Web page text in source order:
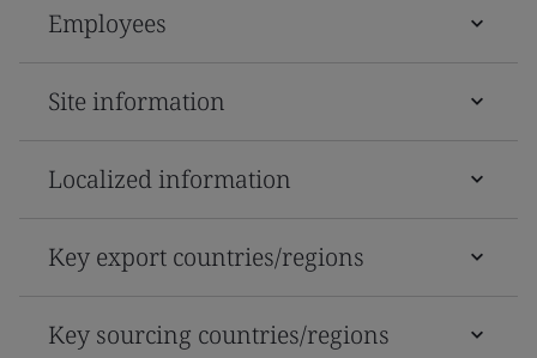
Employees
Site information
Localized information
Key export countries/regions
Key sourcing countries/regions